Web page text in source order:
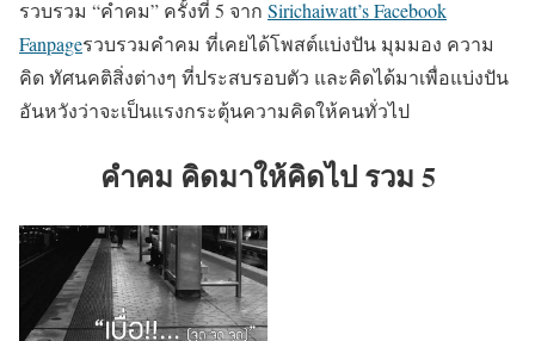
รวบรวม “คำคม” ครั้งที่ 5 จาก Sirichaiwatt’s Facebook
Fanpageรวบรวมคำคม ที่เคยได้โพสต์แบ่งปัน มุมมอง ความ
คิด ทัศนคติสิ่งต่างๆ ที่ประสบรอบตัว และคิดได้มาเพื่อแบ่งปัน
อันหวังว่าจะเป็นแรงกระตุ้นความคิดให้คนทั่วไป
คำคม คิดมาให้คิดไป รวม 5